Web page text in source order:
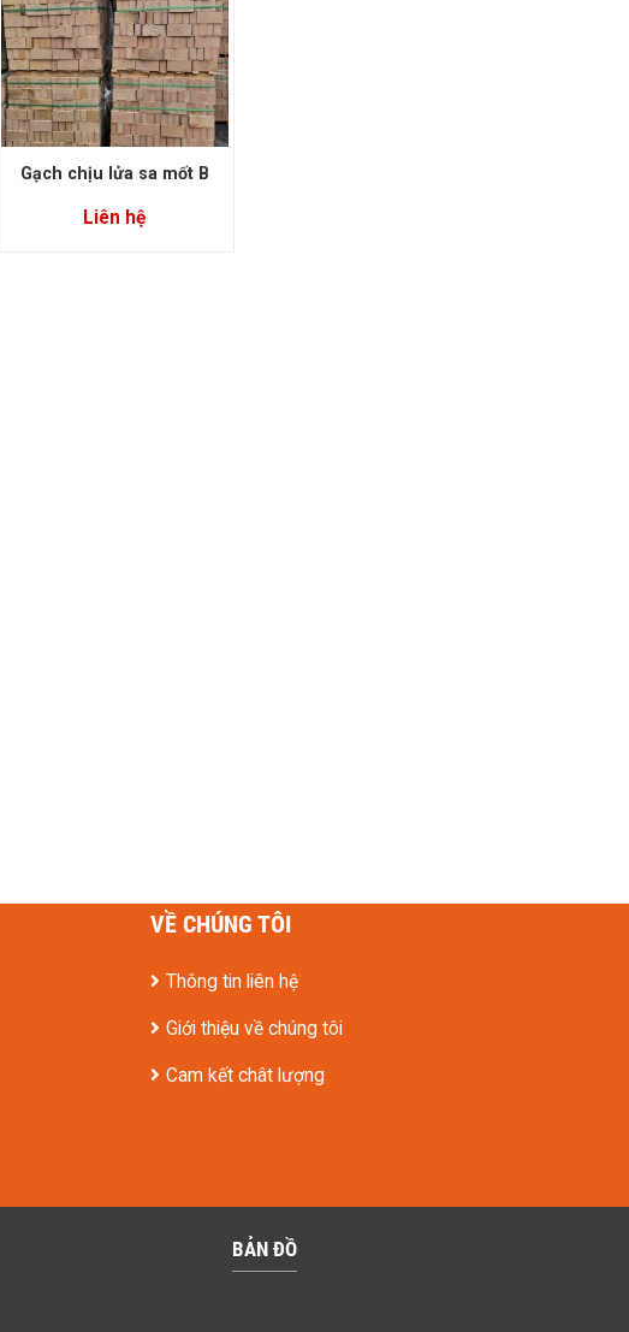
Gạch chịu lửa sa mốt B
Liên hệ
VỀ CHÚNG TÔI
Thông tin liên hệ
Giới thiệu về chúng tôi
Cam kết chât lượng
BẢN ĐỒ